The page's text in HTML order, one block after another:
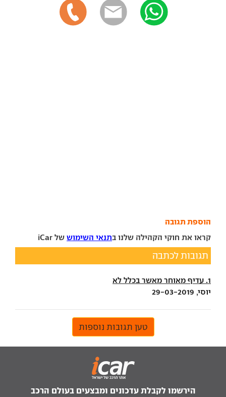
הוספת תגובה
קראו את חוקי הקהילה שלנו בתנאי השימוש של iCar
תגובות לכתבה
1. עדיף מאוחר מאשר בכלל לא
יוסי, 29-03-2019
טען תגובות נוספות
הירשמו לקבלת עדכונים ומבצעים בעולם הרכב